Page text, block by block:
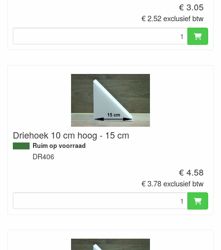
€ 3.05
€ 2.52 exclusief btw
Driehoek 10 cm hoog - 15 cm
Ruim op voorraad
DR406
€ 4.58
€ 3.78 exclusief btw